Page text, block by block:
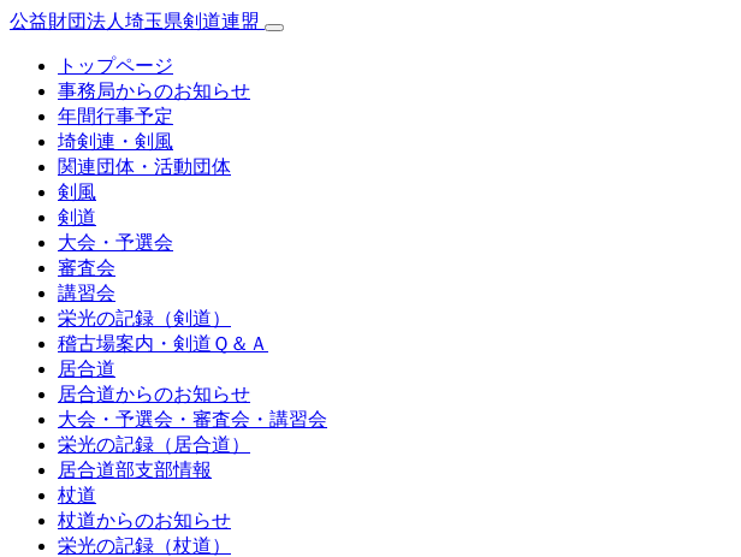
公益財団法人埼玉県剣道連盟
トップページ
事務局からのお知らせ
年間行事予定
埼剣連・剣風
関連団体・活動団体
剣風
剣道
大会・予選会
審査会
講習会
栄光の記録（剣道）
稽古場案内・剣道Ｑ＆Ａ
居合道
居合道からのお知らせ
大会・予選会・審査会・講習会
栄光の記録（居合道）
居合道部支部情報
杖道
杖道からのお知らせ
栄光の記録（杖道）